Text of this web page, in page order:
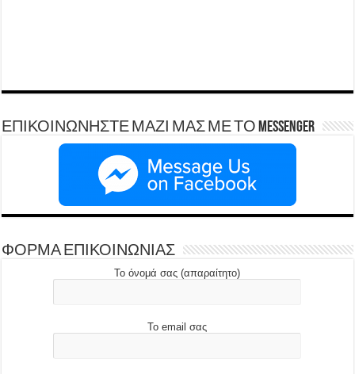
ΕΠΙΚΟΙΝΩΝΗΣΤΕ ΜΑΖΙ ΜΑΣ ΜΕ ΤΟ Messenger
ΦΟΡΜΑ ΕΠΙΚΟΙΝΩΝΙΑΣ
Το όνομά σας (απαραίτητο)
Το email σας